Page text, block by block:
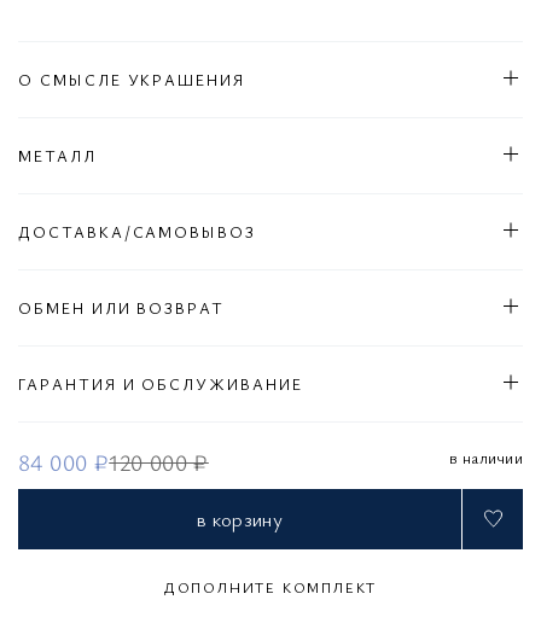
84 000 ₽120 000 ₽ в наличии
в корзину
О СМЫСЛЕ УКРАШЕНИЯ
МЕТАЛЛ
ДОСТАВКА/САМОВЫВОЗ
ОБМЕН ИЛИ ВОЗВРАТ
ГАРАНТИЯ И ОБСЛУЖИВАНИЕ
ДОПОЛНИТЕ КОМПЛЕКТ